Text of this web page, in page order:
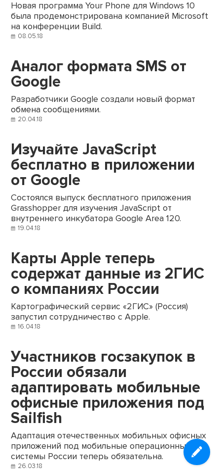
Новая программа Your Phone для Windows 10
была продемонстрирована компанией Microsoft
на конференции Build.
08.05.18
Аналог формата SMS от
Google
Разработчики Google создали новый формат
обмена сообщениями.
20.04.18
Изучайте JavaScript
бесплатно в приложении
от Google
Состоялся выпуск бесплатного приложения
Grasshopper для изучения JavaScript от
внутреннего инкубатора Google Area 120.
19.04.18
Карты Apple теперь
содержат данные из 2ГИС
о компаниях России
Картографический сервис «2ГИС» (Россия)
запустил сотрудничество с Apple.
16.04.18
Участников госзакупок в
России обязали
адаптировать мобильные
офисные приложения под
Sailfish
Адаптация отечественных мобильных офисных
приложений под мобильные операционные
системы России теперь обязательна.
26.03.18